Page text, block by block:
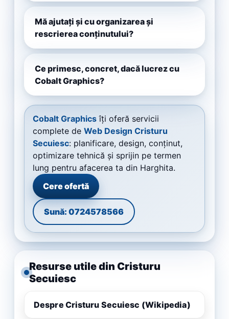
Mă ajutați și cu organizarea și
rescrierea conținutului?
Ce primesc, concret, dacă lucrez cu
Cobalt Graphics?
Cobalt Graphics îți oferă servicii
complete de Web Design Cristuru
Secuiesc: planificare, design, conținut,
optimizare tehnică și sprijin pe termen
lung pentru afacerea ta din Harghita.
Cere ofertă
Sună: 0724578566
Resurse utile din Cristuru
Secuiesc
Despre Cristuru Secuiesc (Wikipedia)